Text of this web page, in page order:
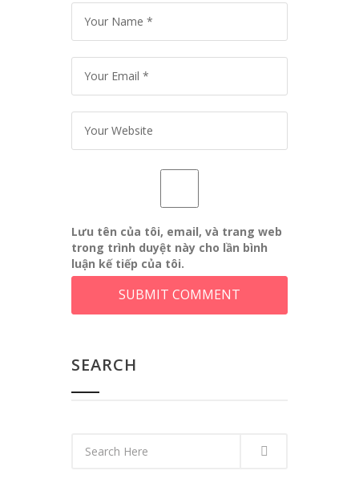
Lưu tên của tôi, email, và trang web
trong trình duyệt này cho lần bình
luận kế tiếp của tôi.
SEARCH